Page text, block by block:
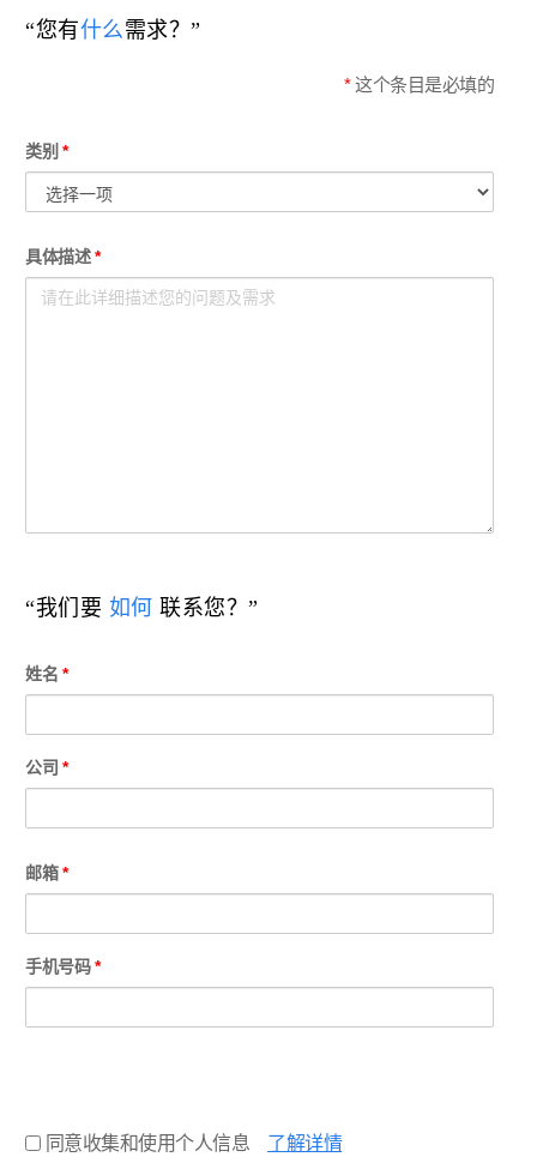
“您有什么需求？”
*这个条目是必填的
类别 *
具体描述*
“我们要 如何 联系您？”
姓名 *
公司 *
邮箱*
手机号码*
同 同意收集和使用个人信息 了解详情